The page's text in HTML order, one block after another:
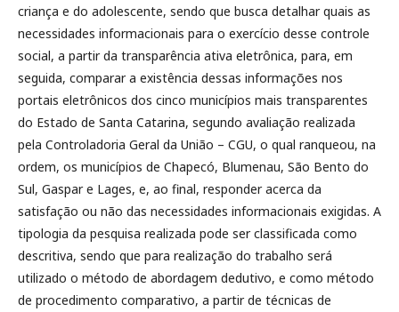
criança e do adolescente, sendo que busca detalhar quais as
necessidades informacionais para o exercício desse controle
social, a partir da transparência ativa eletrônica, para, em
seguida, comparar a existência dessas informações nos
portais eletrônicos dos cinco municípios mais transparentes
do Estado de Santa Catarina, segundo avaliação realizada
pela Controladoria Geral da União – CGU, o qual ranqueou, na
ordem, os municípios de Chapecó, Blumenau, São Bento do
Sul, Gaspar e Lages, e, ao final, responder acerca da
satisfação ou não das necessidades informacionais exigidas. A
tipologia da pesquisa realizada pode ser classificada como
descritiva, sendo que para realização do trabalho será
utilizado o método de abordagem dedutivo, e como método
de procedimento comparativo, a partir de técnicas de